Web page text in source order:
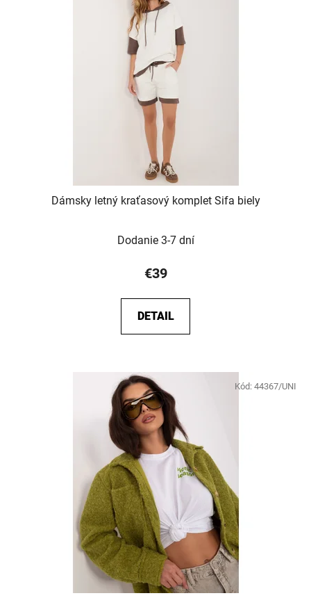
Dámsky letný kraťasový komplet Sifa biely
Dodanie 3-7 dní
€39
DETAIL
Kód: 44367/UNI